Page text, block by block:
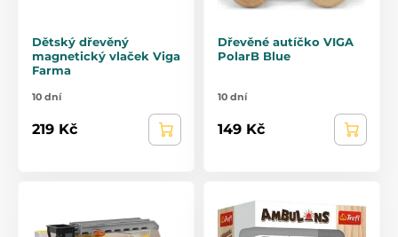
Dětský dřevěný
magnetický vlaček Viga
Farma
10 dní
219 Kč
Dřevěné autíčko VIGA
PolarB Blue
10 dní
149 Kč